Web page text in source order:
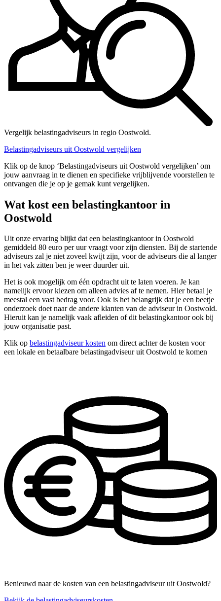
Vergelijk belastingadviseurs in regio Oostwold.
Belastingadviseurs uit Oostwold vergelijken
Klik op de knop ‘Belastingadviseurs uit Oostwold vergelijken’ om
jouw aanvraag in te dienen en specifieke vrijblijvende voorstellen te
ontvangen die je op je gemak kunt vergelijken.
Wat kost een belastingkantoor in
Oostwold
Uit onze ervaring blijkt dat een belastingkantoor in Oostwold
gemiddeld 80 euro per uur vraagt voor zijn diensten. Bij de startende
adviseurs zal je niet zoveel kwijt zijn, voor de adviseurs die al langer
in het vak zitten ben je weer duurder uit.
Het is ook mogelijk om één opdracht uit te laten voeren. Je kan
namelijk ervoor kiezen om alleen advies af te nemen. Hier betaal je
meestal een vast bedrag voor. Ook is het belangrijk dat je een beetje
onderzoek doet naar de andere klanten van de adviseur in Oostwold.
Hieruit kan je namelijk vaak afleiden of dit belastingkantoor ook bij
jouw organisatie past.
Klik op belastingadviseur kosten om direct achter de kosten voor
een lokale en betaalbare belastingadviseur uit Oostwold te komen
Benieuwd naar de kosten van een belastingadviseur uit Oostwold?